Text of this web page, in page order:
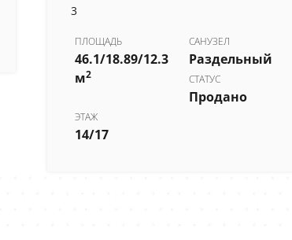
3
ПЛОЩАДЬ
46.1/18.89/12.3
м2
САНУЗЕЛ
Раздельный
СТАТУС
Продано
ЭТАЖ
14/17